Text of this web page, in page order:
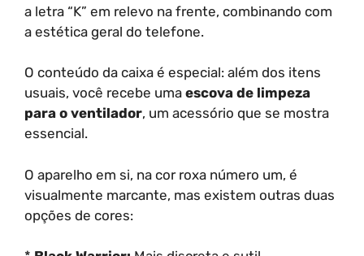
a letra “K” em relevo na frente, combinando com
a estética geral do telefone.
O conteúdo da caixa é especial: além dos itens
usuais, você recebe uma escova de limpeza
para o ventilador, um acessório que se mostra
essencial.
O aparelho em si, na cor roxa número um, é
visualmente marcante, mas existem outras duas
opções de cores: